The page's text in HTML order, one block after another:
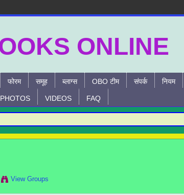
फोरम समूह ब्लाग्स OBO टीम संपर्क नियम
PHOTOS VIDEOS FAQ
View Groups